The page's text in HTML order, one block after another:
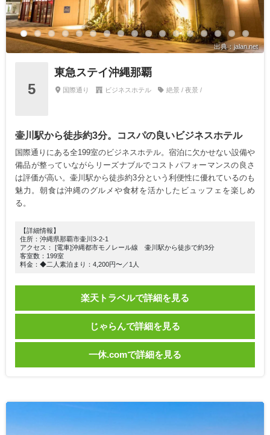
出典：jalan.net
5
東急ステイ沖縄那覇
国際通り ビジネスホテル 絶景 / 夜景 /
壷川駅から徒歩約3分。コスパの良いビジネスホテル
国際通りにある全199室のビジネスホテル。宿泊に欠かせない設備や
備品が整っていながらリーズナブルでコストパフォーマンスの良さ
は評価が高い。壷川駅から徒歩約3分という利便性に優れているのも
魅力。朝食は沖縄のグルメや食材を活かしたビュッフェを楽しめ
る。
【詳細情報】
住所：沖縄県那覇市壷川3-2-1
アクセス： [電車]沖縄都市モノレール線 壷川駅から徒歩で約3分
客室数：199室
料金：◆二人素泊まり：4,200円〜／1人
楽天トラベルで詳細を見る
じゃらんで詳細を見る
一休.comで詳細を見る